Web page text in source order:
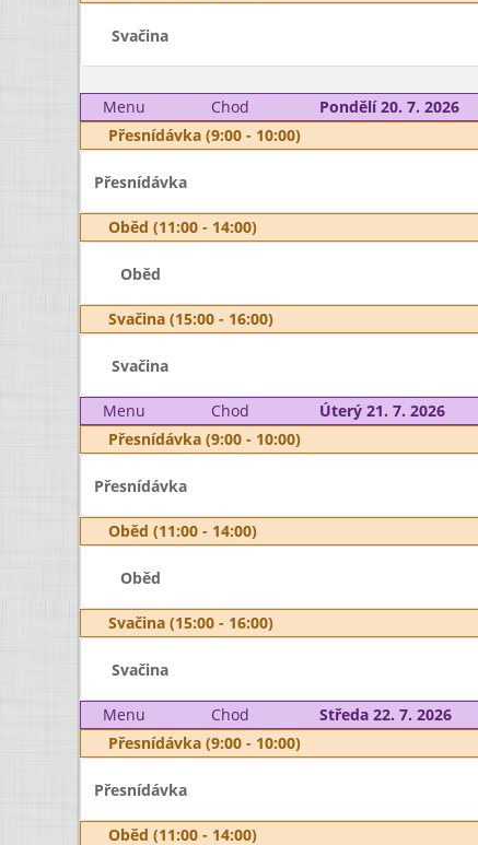
Svačina
Menu
Chod
Pondělí 20. 7. 2026
Přesnídávka (9:00 - 10:00)
Přesnídávka
Oběd (11:00 - 14:00)
Oběd
Svačina (15:00 - 16:00)
Svačina
Menu Chod
Úterý 21. 7. 2026
Přesnídávka (9:00 - 10:00)
Přesnídávka
Oběd (11:00 - 14:00)
Oběd
Svačina (15:00 - 16:00)
Svačina
Menu Chod
Středa 22. 7. 2026
Přesnídávka (9:00 - 10:00)
Přesnídávka
Oběd (11:00 - 14:00)